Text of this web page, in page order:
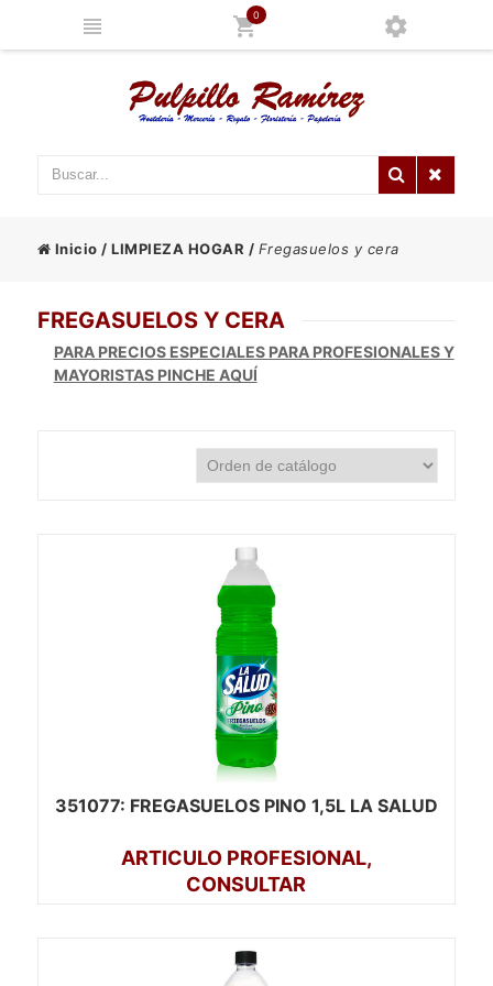
0
Inicio /LIMPIEZA HOGAR / Fregasuelos y cera
FREGASUELOS Y CERA
PARA PRECIOS ESPECIALES PARA PROFESIONALES Y
MAYORISTAS PINCHE AQUÍ
351077: FREGASUELOS PINO 1,5L LA SALUD
ARTICULO PROFESIONAL,
CONSULTAR